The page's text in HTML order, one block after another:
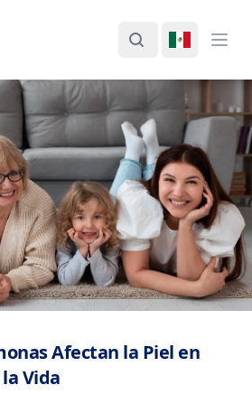
Son's
BuscarCambiar
Afectan la Piel en
Vida